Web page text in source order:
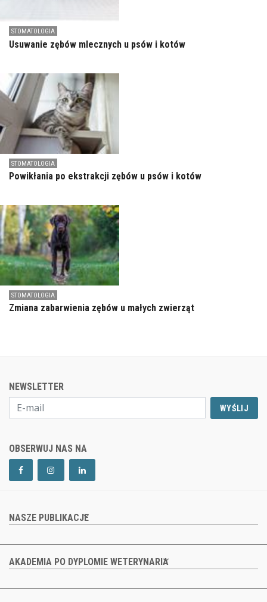
STOMATOLOGIA
Usuwanie zębów mlecznych u psów i kotów
STOMATOLOGIA
Powikłania po ekstrakcji zębów u psów i kotów
STOMATOLOGIA
Zmiana zabarwienia zębów u małych zwierząt
NEWSLETTER
WYŚLIJ
OBSERWUJ NAS NA
NASZE PUBLIKACJE
AKADEMIA PO DYPLOMIE WETERYNARIA